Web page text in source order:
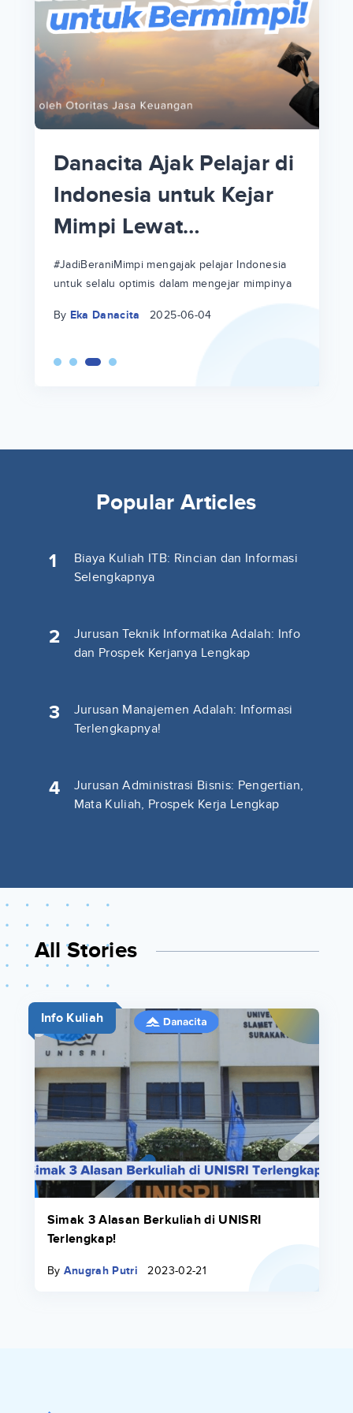
Danacita Ajak Pelajar di
Indonesia untuk Kejar
Mimpi Lewat
#JadiBeraniMimpi
#JadiBeraniMimpi mengajak pelajar Indonesia
untuk selalu optimis dalam mengejar mimpinya
By Eka Danacita 2025-06-04
Popular Articles
1
Biaya Kuliah ITB: Rincian dan Informasi
Selengkapnya
2
Jurusan Teknik Informatika Adalah: Info
dan Prospek Kerjanya Lengkap
3
Jurusan Manajemen Adalah: Informasi
Terlengkapnya!
4
Jurusan Administrasi Bisnis: Pengertian,
Mata Kuliah, Prospek Kerja Lengkap
All Stories
Info Kuliah
Simak 3 Alasan Berkuliah di UNISRI
Terlengkap!
By Anugrah Putri 2023-02-21